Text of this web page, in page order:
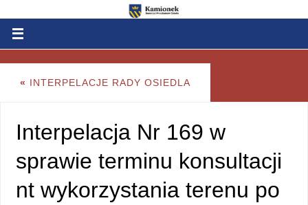
« INTERPELACJE RADY OSIEDLA
Interpelacja Nr 169 w
sprawie terminu konsultacji
nt wykorzystania terenu po